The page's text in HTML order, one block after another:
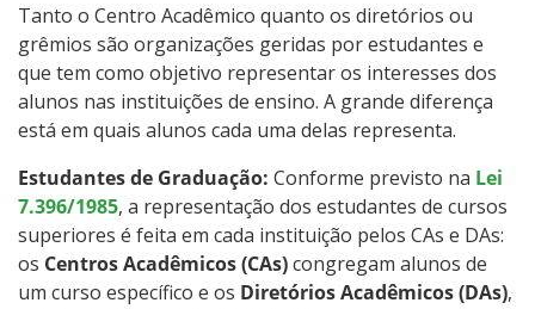
Documentos Úteis
Bibliotecas
Intercâmbio Estudantil
Representação Estudantil
Tanto o Centro Acadêmico quanto os diretórios ou
grêmios são organizações geridas por estudantes e
que tem como objetivo representar os interesses dos
alunos nas instituições de ensino. A grande diferença
está em quais alunos cada uma delas representa.
Estudantes de Graduação: Conforme previsto na Lei
7.396/1985, a representação dos estudantes de cursos
superiores é feita em cada instituição pelos CAs e DAs:
os Centros Acadêmicos (CAs)congregam alunos de
um curso específico e os Diretórios Acadêmicos (DAs),